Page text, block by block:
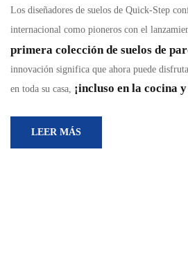
Los diseñadores de suelos de Quick-Step
internacional como pioneros con el
primera colección de suelos de
innovación significa que ahora puede
en toda su casa, ¡incluso en la cocina
LEER MÁS